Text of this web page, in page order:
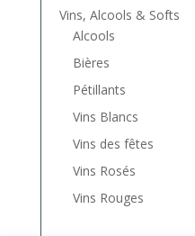
Vins, Alcools & Softs
Alcools
Bières
Pétillants
Vins Blancs
Vins des fêtes
Vins Rosés
Vins Rouges